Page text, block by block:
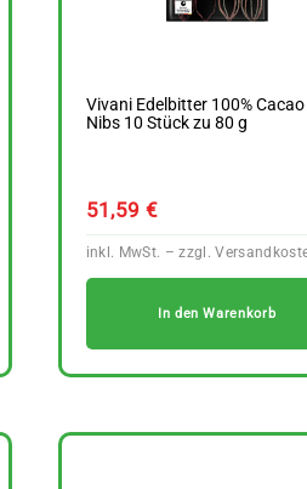
Vivani Edelbitter 100% Cacao
Nibs 10 Stück zu 80 g
51,59 €
In den Warenkorb